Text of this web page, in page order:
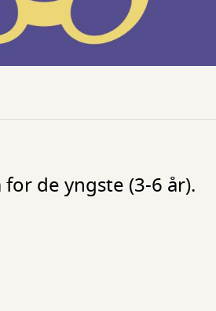
de yngste (3-6 år).